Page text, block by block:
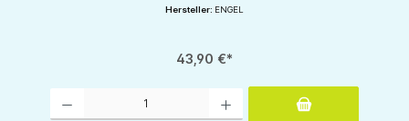
Hersteller: ENGEL
43,90 €*